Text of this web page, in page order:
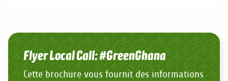
Flyer Local Call: #GreenGhana
Cette brochure vous fournit des informations